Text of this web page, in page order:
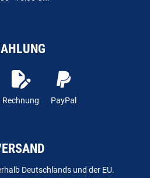
Rechnung PayPal
Deutschlands und der EU.